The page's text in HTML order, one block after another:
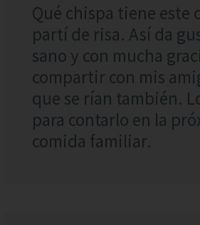
Qué chispa tiene este
partí de risa. Así da
sano y con mucha
compartir con mis
que se rían también.
para contarlo en la
comida familiar.